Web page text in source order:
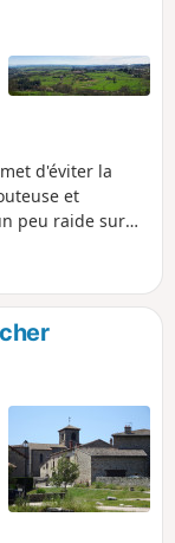
d'éviter la
et
peu raide sur
beaux points de